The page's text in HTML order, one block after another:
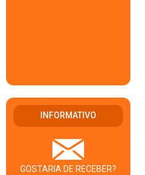
INFORMATIVO
GOSTARIA DE RECEBER?